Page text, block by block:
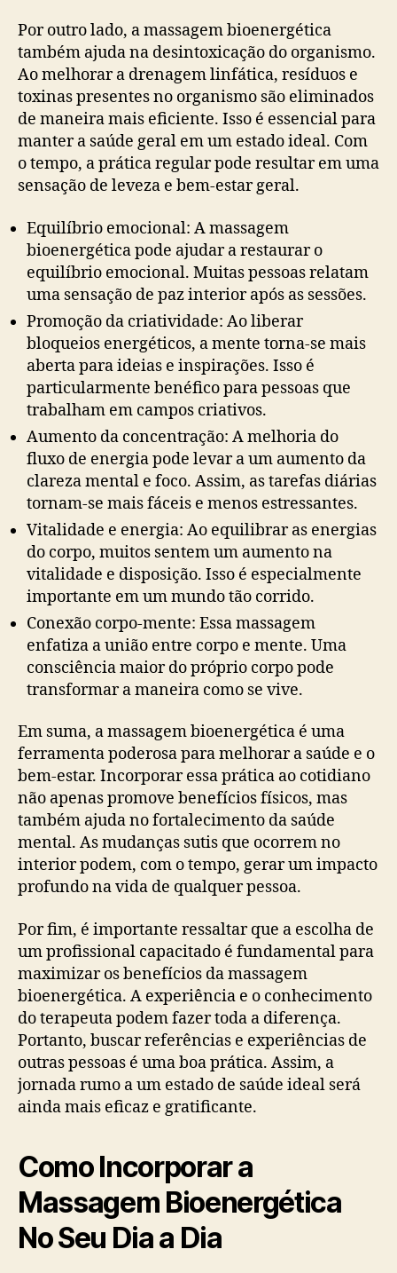
Por outro lado, a massagem bioenergética
também ajuda na desintoxicação do organismo.
Ao melhorar a drenagem linfática, resíduos e
toxinas presentes no organismo são eliminados
de maneira mais eficiente. Isso é essencial para
manter a saúde geral em um estado ideal. Com
o tempo, a prática regular pode resultar em uma
sensação de leveza e bem-estar geral.
Equilíbrio emocional: A massagem
bioenergética pode ajudar a restaurar o
equilíbrio emocional. Muitas pessoas relatam
uma sensação de paz interior após as sessões.
Promoção da criatividade: Ao liberar
bloqueios energéticos, a mente torna-se mais
aberta para ideias e inspirações. Isso é
particularmente benéfico para pessoas que
trabalham em campos criativos.
Aumento da concentração: A melhoria do
fluxo de energia pode levar a um aumento da
clareza mental e foco. Assim, as tarefas diárias
tornam-se mais fáceis e menos estressantes.
Vitalidade e energia: Ao equilibrar as energias
do corpo, muitos sentem um aumento na
vitalidade e disposição. Isso é especialmente
importante em um mundo tão corrido.
Conexão corpo-mente: Essa massagem
enfatiza a união entre corpo e mente. Uma
consciência maior do próprio corpo pode
transformar a maneira como se vive.
Em suma, a massagem bioenergética é uma
ferramenta poderosa para melhorar a saúde e o
bem-estar. Incorporar essa prática ao cotidiano
não apenas promove benefícios físicos, mas
também ajuda no fortalecimento da saúde
mental. As mudanças sutis que ocorrem no
interior podem, com o tempo, gerar um impacto
profundo na vida de qualquer pessoa.
Por fim, é importante ressaltar que a escolha de
um profissional capacitado é fundamental para
maximizar os benefícios da massagem
bioenergética. A experiência e o conhecimento
do terapeuta podem fazer toda a diferença.
Portanto, buscar referências e experiências de
outras pessoas é uma boa prática. Assim, a
jornada rumo a um estado de saúde ideal será
ainda mais eficaz e gratificante.
Como Incorporar a
Massagem Bioenergética
No Seu Dia a Dia